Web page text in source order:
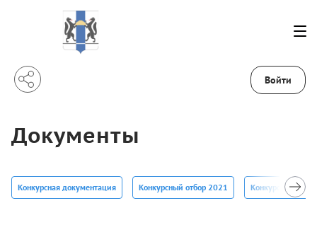
Войти
Документы
Конкурсная документация Конкурсный отбор 2021 Конкурсный